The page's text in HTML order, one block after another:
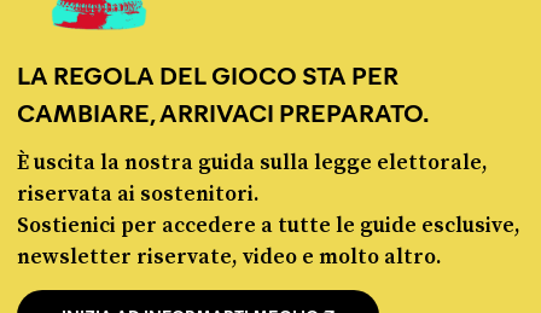
LA REGOLA DEL GIOCO STA PER
CAMBIARE, ARRIVACI PREPARATO.
È uscita la nostra guida sulla legge elettorale,
riservata ai sostenitori.
Sostienici per accedere a tutte le guide esclusive,
newsletter riservate, video e molto altro.
© Pagella Politica 2012 - 2026
Pagella Politica è una testata registrata presso il Tribunale di Milano, n. 55 del 8
marzo 2021. ISSN 2974-9387